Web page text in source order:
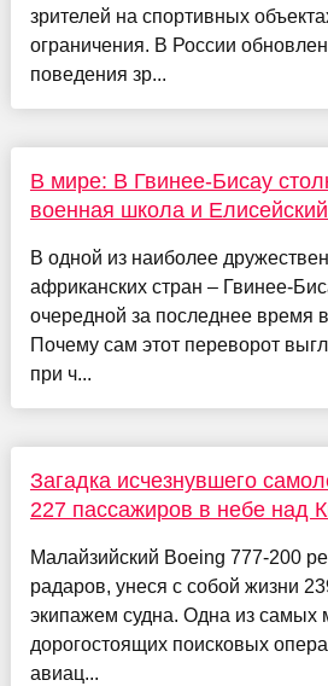
зрителей на спортивных
ограничения. В России
поведения зр...
В мире: В Гвинее-Бисау
военная школа и
В одной из наиболее
африканских стран – Гвинее-
очередной за последнее время
Почему сам этот переворот
при ч...
Загадка исчезнувшего
227 пассажиров в небе над
Малайзийский Boeing 777-200
радаров, унеся с собой жизни
экипажем судна. Одна из самых
дорогостоящих поисковых
авиац...